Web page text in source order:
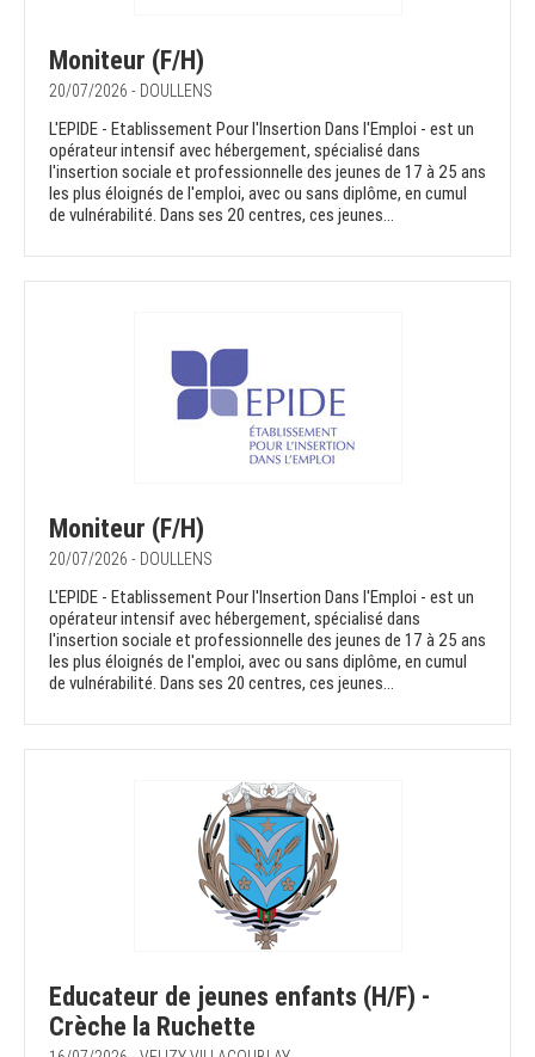
Moniteur (F/H)
20/07/2026 - DOULLENS
L'EPIDE - Etablissement Pour l'Insertion Dans l'Emploi - est un
opérateur intensif avec hébergement, spécialisé dans
l'insertion sociale et professionnelle des jeunes de 17 à 25 ans
les plus éloignés de l'emploi, avec ou sans diplôme, en cumul
de vulnérabilité. Dans ses 20 centres, ces jeunes...
Moniteur (F/H)
20/07/2026 - DOULLENS
L'EPIDE - Etablissement Pour l'Insertion Dans l'Emploi - est un
opérateur intensif avec hébergement, spécialisé dans
l'insertion sociale et professionnelle des jeunes de 17 à 25 ans
les plus éloignés de l'emploi, avec ou sans diplôme, en cumul
de vulnérabilité. Dans ses 20 centres, ces jeunes...
Educateur de jeunes enfants (H/F) -
Crèche la Ruchette